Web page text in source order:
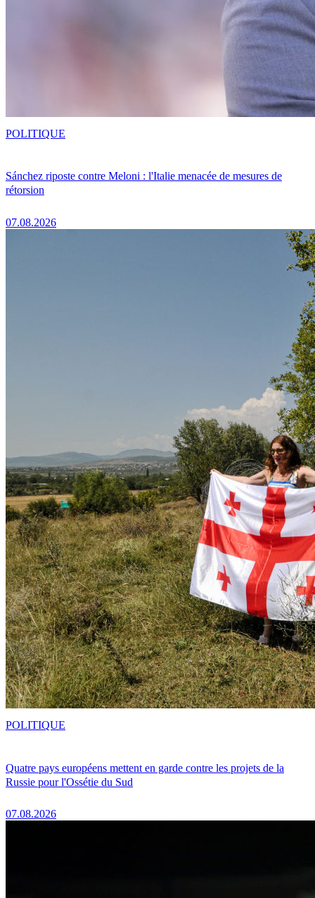
Sánchez riposte contre Meloni : l'Italie menacée de mesures de
rétorsion
07.08.2026
POLITIQUE
Quatre pays européens mettent en garde contre les projets de la
Russie pour l'Ossétie du Sud
07.08.2026
POLITIQUE